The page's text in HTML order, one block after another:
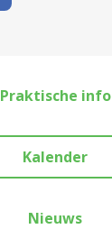
Praktische info
Kalender
Nieuws